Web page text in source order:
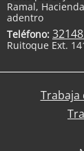
Ramal,
adentro
Teléfono:
Ruitoque Ext.
Trabaja